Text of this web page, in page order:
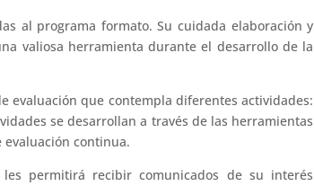
al programa formato. Su cuidada elaboración y
valiosa herramienta durante el desarrollo de la
evaluación que contempla diferentes actividades:
se desarrollan a través de las herramientas
continua.
permitirá recibir comunicados de su interés